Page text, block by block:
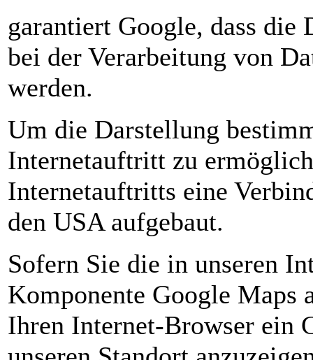
garantiert Google, dass die
bei der Verarbeitung von
werden.
Um die Darstellung
Internetauftritt zu
Internetauftritts eine
den USA aufgebaut.
Sofern Sie die in unseren
Komponente Google Maps
Ihren Internet-Browser ein